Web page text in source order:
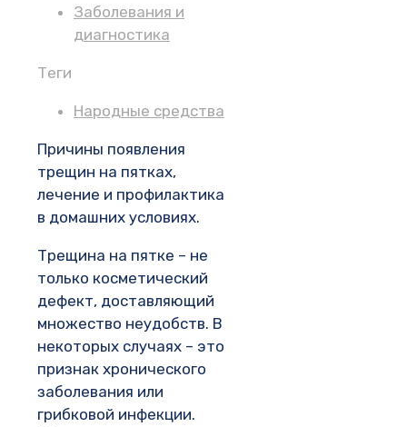
Заболевания и
диагностика
Теги
Народные средства
Причины появления
трещин на пятках,
лечение и профилактика
в домашних условиях.
Трещина на пятке – не
только косметический
дефект, доставляющий
множество неудобств. В
некоторых случаях – это
признак хронического
заболевания или
грибковой инфекции.